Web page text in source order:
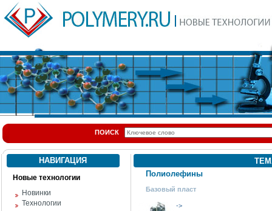
ПОИСК
НАВИГАЦИЯ
Новые технологии
Новинки
Технологии
Полиолефины
Базовый пласт
->